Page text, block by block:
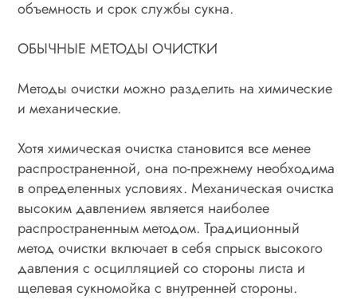
объемность и срок службы сукна.
ОБЫЧНЫЕ МЕТОДЫ ОЧИСТКИ
Методы очистки можно разделить на химические
и механические.
Хотя химическая очистка становится все менее
распространенной, она по-прежнему необходима
в определенных условиях. Механическая очистка
высоким давлением является наиболее
распространенным методом. Традиционный
метод очистки включает в себя спрыск высокого
давления с осцилляцией со стороны листа и
щелевая сукномойка с внутренней стороны.